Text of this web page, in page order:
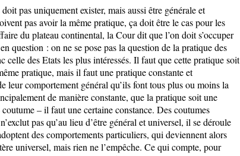
pas uniquement exister, mais aussi être générale et
pas avoir la même pratique, ça doit être le cas pour les
du plateau continental, la Cour dit que l’on doit s’occuper
question : on ne se pose pas la question de la pratique des
celle des Etats les plus intéressés. Il faut que cette pratique soit
pratique, mais il faut une pratique constante et
leur comportement général qu’ils font tous plus ou moins la
de manière constante, que la pratique soit une
– il faut une certaine constance. Des coutumes
pas qu’au lieu d’être général et universel, il se déroule
des comportements particuliers, qui deviennent alors
universel, mais rien ne l’empêche. Ce qui compte, pour